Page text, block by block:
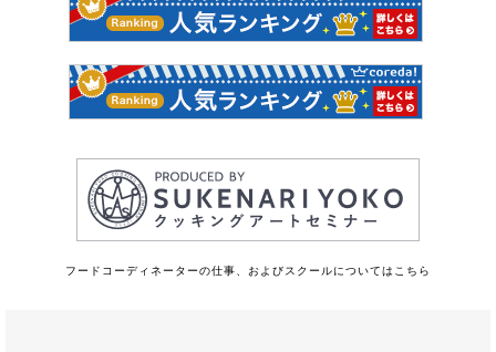
フードコーディネーターの仕事、およびスクールについてはこちら